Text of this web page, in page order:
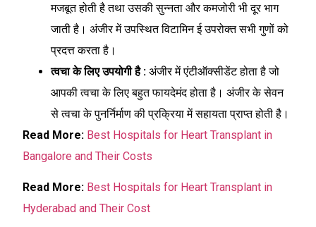
मजबूत होती है तथा उसकी सुन्नता और कमजोरी भी दूर भाग
जाती है। अंजीर में उपस्थित विटामिन ई उपरोक्त सभी गुणों को
प्रदत्त करता है।
त्वचा के लिए उपयोगी है : अंजीर में एंटीऑक्सीडेंट होता है जो
आपकी त्वचा के लिए बहुत फायदेमंद होता है। अंजीर के सेवन
से त्वचा के पुनर्निर्माण की प्रक्रिया में सहायता प्राप्त होती है।
Read More: Best Hospitals for Heart Transplant in
Bangalore and Their Costs
Read More: Best Hospitals for Heart Transplant in
Hyderabad and Their Cost